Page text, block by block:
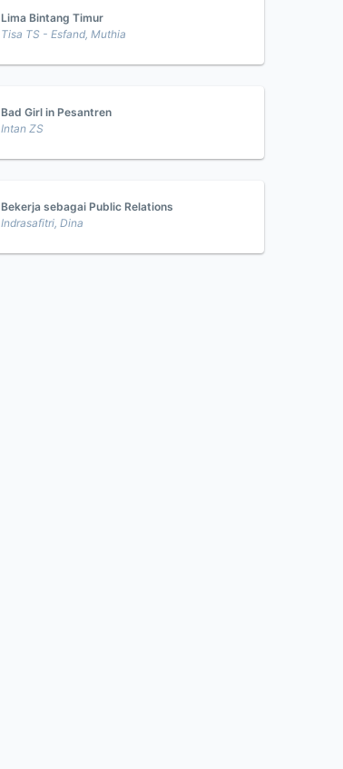
Lima Bintang Timur
Tisa TS - Esfand, Muthia
Bad Girl in Pesantren
Intan ZS
Bekerja sebagai Public Relations
Indrasafitri, Dina